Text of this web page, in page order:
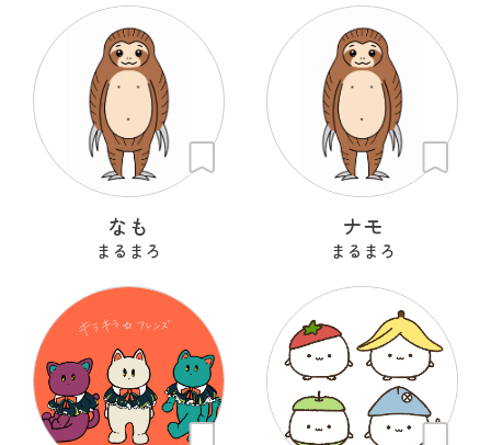
なも
まるまろ
ナモ
まるまろ